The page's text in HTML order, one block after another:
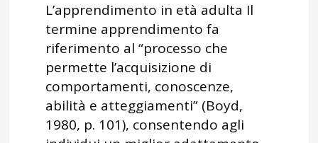
L’apprendimento in età adulta Il
termine apprendimento fa
riferimento al “processo che
permette l’acquisizione di
comportamenti, conoscenze,
abilità e atteggiamenti” (Boyd,
1980, p. 101), consentendo agli